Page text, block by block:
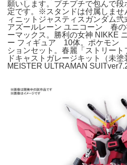
願いします。プチプチで包んで
定です。※スタンドは付属しませ
ィニットジャスティスガンダム弐
アズールレーン ユニコーン 春
ーマックス。勝利の女神 NIKKE
ー フィギュア 10体。ポケモン
ションセット。春麗「ストリー
ドキャストガレージキット（未
MEISTER ULTRAMAN